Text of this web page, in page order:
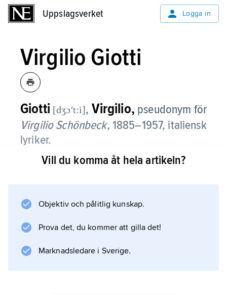
Uppslagsverket Logga in
Virgilio Giotti
Giotti [dʒɔʹt:i], Virgilio, pseudonym för
Virgilio Schönbeck, 1885–1957, italiensk
lyriker.
Giotti föddes i Trieste och verkade där större
Många av sina melankoliska och formsköna
utgavs samlade i volymen
Colori
(’Färger’, 1957).
Vill du komma åt hela artikeln?
Objektiv och pålitlig kunskap.
Prova det, du kommer att gilla det!
Marknadsledare i Sverige.